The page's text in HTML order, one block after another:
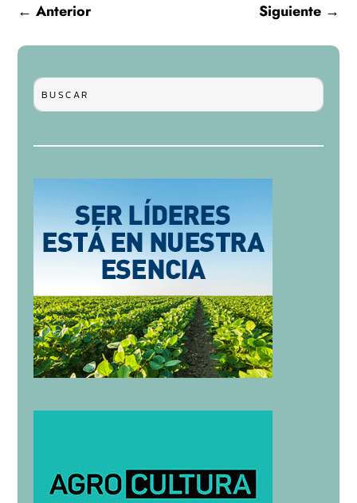
←Anterior Siguiente→